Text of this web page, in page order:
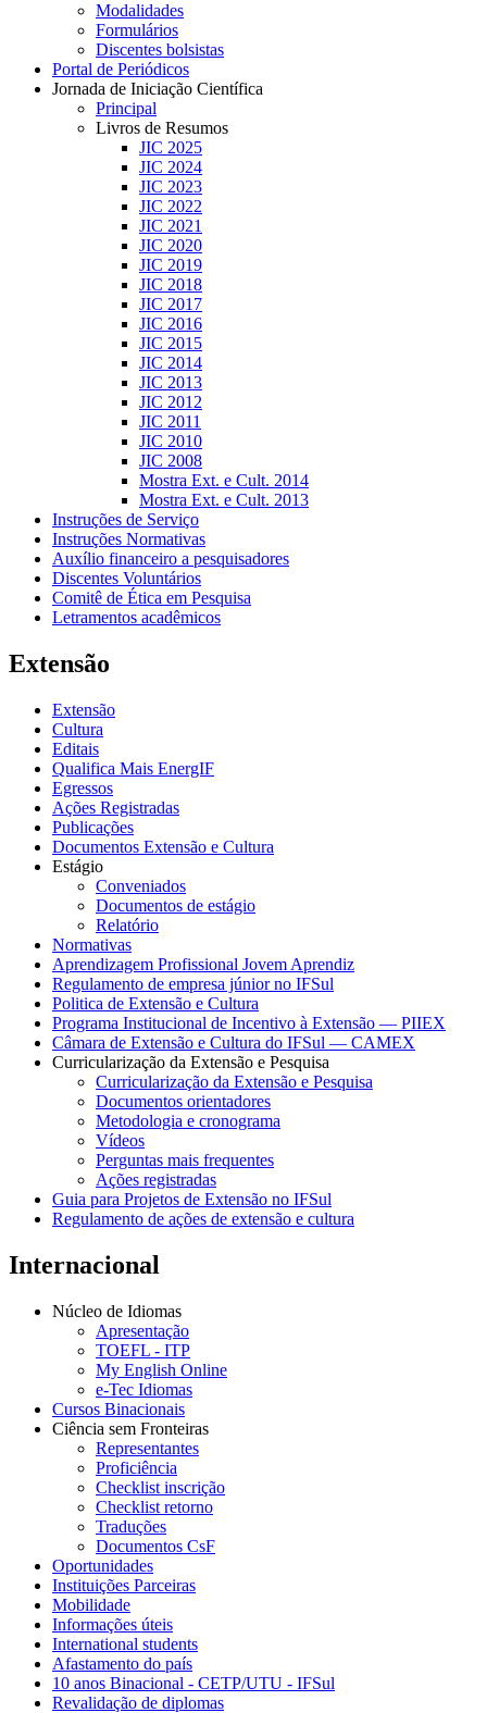
Modalidades
Formulários
Discentes bolsistas
Portal de Periódicos
Jornada de Iniciação Científica
Principal
Livros de Resumos
JIC 2025
JIC 2024
JIC 2023
JIC 2022
JIC 2021
JIC 2020
JIC 2019
JIC 2018
JIC 2017
JIC 2016
JIC 2015
JIC 2014
JIC 2013
JIC 2012
JIC 2011
JIC 2010
JIC 2008
Mostra Ext. e Cult. 2014
Mostra Ext. e Cult. 2013
Instruções de Serviço
Instruções Normativas
Auxílio financeiro a pesquisadores
Discentes Voluntários
Comitê de Ética em Pesquisa
Letramentos acadêmicos
Extensão
Extensão
Cultura
Editais
Qualifica Mais EnergIF
Egressos
Ações Registradas
Publicações
Documentos Extensão e Cultura
Estágio
Conveniados
Documentos de estágio
Relatório
Normativas
Aprendizagem Profissional Jovem Aprendiz
Regulamento de empresa júnior no IFSul
Politica de Extensão e Cultura
Programa Institucional de Incentivo à Extensão — PIIEX
Câmara de Extensão e Cultura do IFSul — CAMEX
Curricularização da Extensão e Pesquisa
Curricularização da Extensão e Pesquisa
Documentos orientadores
Metodologia e cronograma
Vídeos
Perguntas mais frequentes
Ações registradas
Guia para Projetos de Extensão no IFSul
Regulamento de ações de extensão e cultura
Internacional
Núcleo de Idiomas
Apresentação
TOEFL - ITP
My English Online
e-Tec Idiomas
Cursos Binacionais
Ciência sem Fronteiras
Representantes
Proficiência
Checklist inscrição
Checklist retorno
Traduções
Documentos CsF
Oportunidades
Instituições Parceiras
Mobilidade
Informações úteis
International students
Afastamento do país
10 anos Binacional - CETP/UTU - IFSul
Revalidação de diplomas